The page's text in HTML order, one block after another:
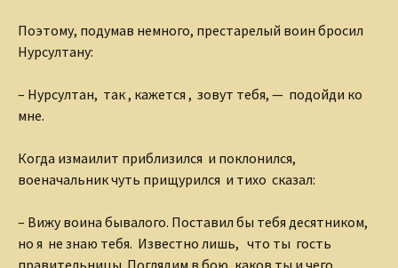
Поэтому, подумав немного, престарелый воин бросил
Нурсултану:
– Нурсултан, так , кажется , зовут тебя, — подойди ко
мне.
Когда измаилит приблизился и поклонился,
военачальник чуть прищурился и тихо сказал:
– Вижу воина бывалого. Поставил бы тебя десятником,
но я не знаю тебя. Известно лишь, что ты гость
правительницы. Поглядим в бою, каков ты и чего